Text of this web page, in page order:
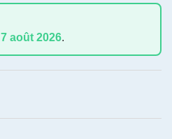
7 août 2026.